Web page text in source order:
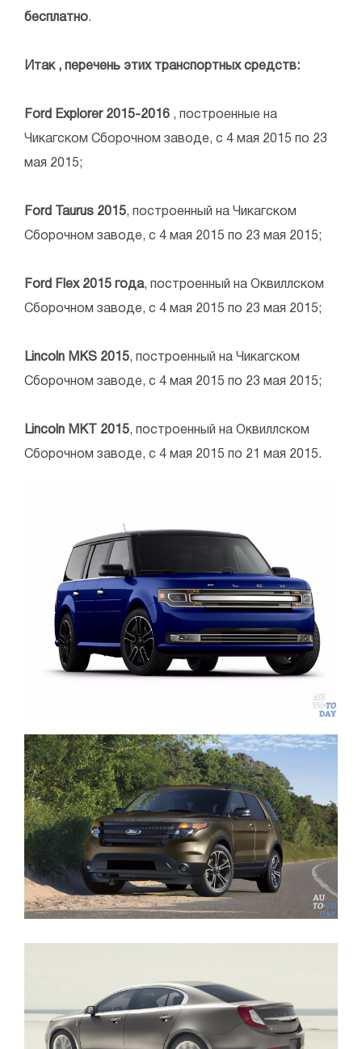
бесплатно.
Итак , перечень этих транспортных средств:
Ford Explorer 2015-2016 , построенные на
Чикагском Сборочном заводе, с 4 мая 2015 по 23
мая 2015;
Ford Taurus 2015, построенный на Чикагском
Сборочном заводе, с 4 мая 2015 по 23 мая 2015;
Ford Flex 2015 года, построенный на Оквиллском
Сборочном заводе, с 4 мая 2015 по 23 мая 2015;
Lincoln MKS 2015, построенный на Чикагском
Сборочном заводе, с 4 мая 2015 по 23 мая 2015;
Lincoln MKT 2015, построенный на Оквиллском
Сборочном заводе, с 4 мая 2015 по 21 мая 2015.